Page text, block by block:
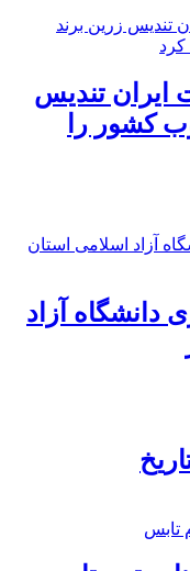
تندیس
کشور را
آزاد